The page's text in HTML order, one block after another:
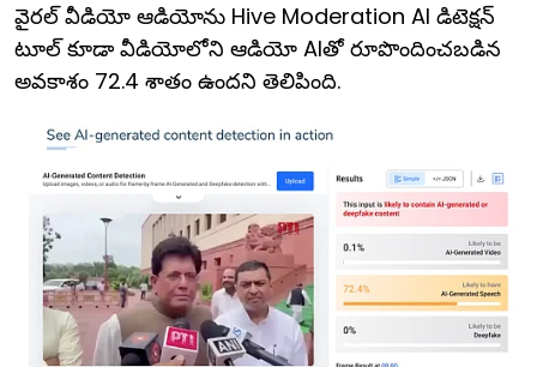
వైరల్ వీడియో ఆడియోను Hive Moderation AI డిటెక్షన్
టూల్ కూడా వీడియోలోని ఆడియో AIతో రూపొందించబడిన
అవకాశం 72.4 శాతం ఉందని తెలిపింది.